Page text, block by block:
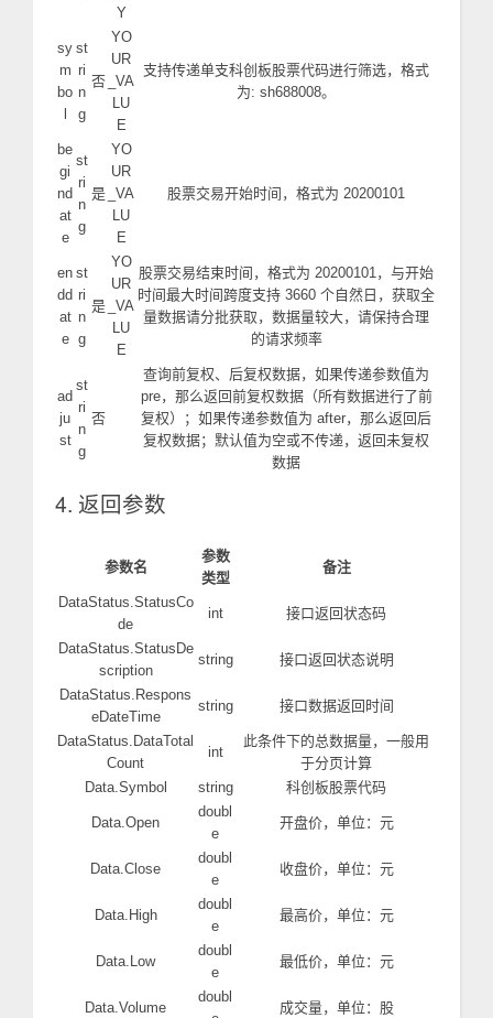
Y
sy
m
bo
st
ri
n
g
否
YO
UR
_VA
LU
E
支持传递单支科创板股票代码进行筛选，格式
为: sh688008。
be
gi
nd
at
e
st
ri
n
g
是
YO
UR
_VA
LU
E
股票交易开始时间，格式为 20200101
en
dd
at
e
st
ri
n
g
是
YO
UR
_VA
LU
E
股票交易结束时间，格式为 20200101，与开始
时间最大时间跨度支持 3660 个自然日，获取全
量数据请分批获取，数据量较大，请保持合理
的请求频率
ad
ju
st
st
ri
n
g
否
查询前复权、后复权数据，如果传递参数值为
pre，那么返回前复权数据（所有数据进行了前
复权）；如果传递参数值为 after，那么返回后
复权数据；默认值为空或不传递，返回未复权
数据
4. 返回参数
参数名
参数
类型
备注
DataStatus.StatusCo
de
int 接口返回状态码
DataStatus.StatusDe
scription
string 接口返回状态说明
DataStatus.Respons
eDateTime
string 接口数据返回时间
DataStatus.DataTotal
Count
int
此条件下的总数据量，一般用
于分页计算
Data.Symbol
string 科创板股票代码
Data.Open
doubl
e
开盘价，单位：元
Data.Close
doubl
e
收盘价，单位：元
Data.High
doubl
e
最高价，单位：元
Data.Low
doubl
e
最低价，单位：元
Data.Volume
doubl
成交量，单位：股